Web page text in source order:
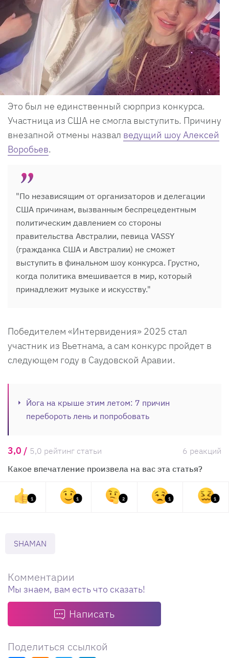
Это был не единственный сюрприз конкурса.
Участница из США не смогла выступить. Причину
внезапной отмены назвал ведущий шоу Алексей
Воробьев.
"По независящим от организаторов и делегации
США причинам, вызванным беспрецедентным
политическим давлением со стороны
правительства Австралии, певица VASSY
(гражданка США и Австралии) не сможет
выступить в финальном шоу конкурса. Грустно,
когда политика вмешивается в мир, который
принадлежит музыке и искусству."
Победителем «Интервидения» 2025 стал
участник из Вьетнама, а сам конкурс пройдет в
следующем году в Саудовской Аравии.
Йога на крыше этим летом: 7 причин
перебороть лень и попробовать
3,0 / 5,0 рейтинг статьи
6 реакций
Какое впечатление произвела на вас эта статья?
1 1 2 1 1
SHAMAN
Комментарии
Мы знаем, вам есть что сказать!
Написать
Поделиться ссылкой